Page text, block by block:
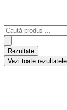
Search
...
Rezultate
Vezi toate rezultatele